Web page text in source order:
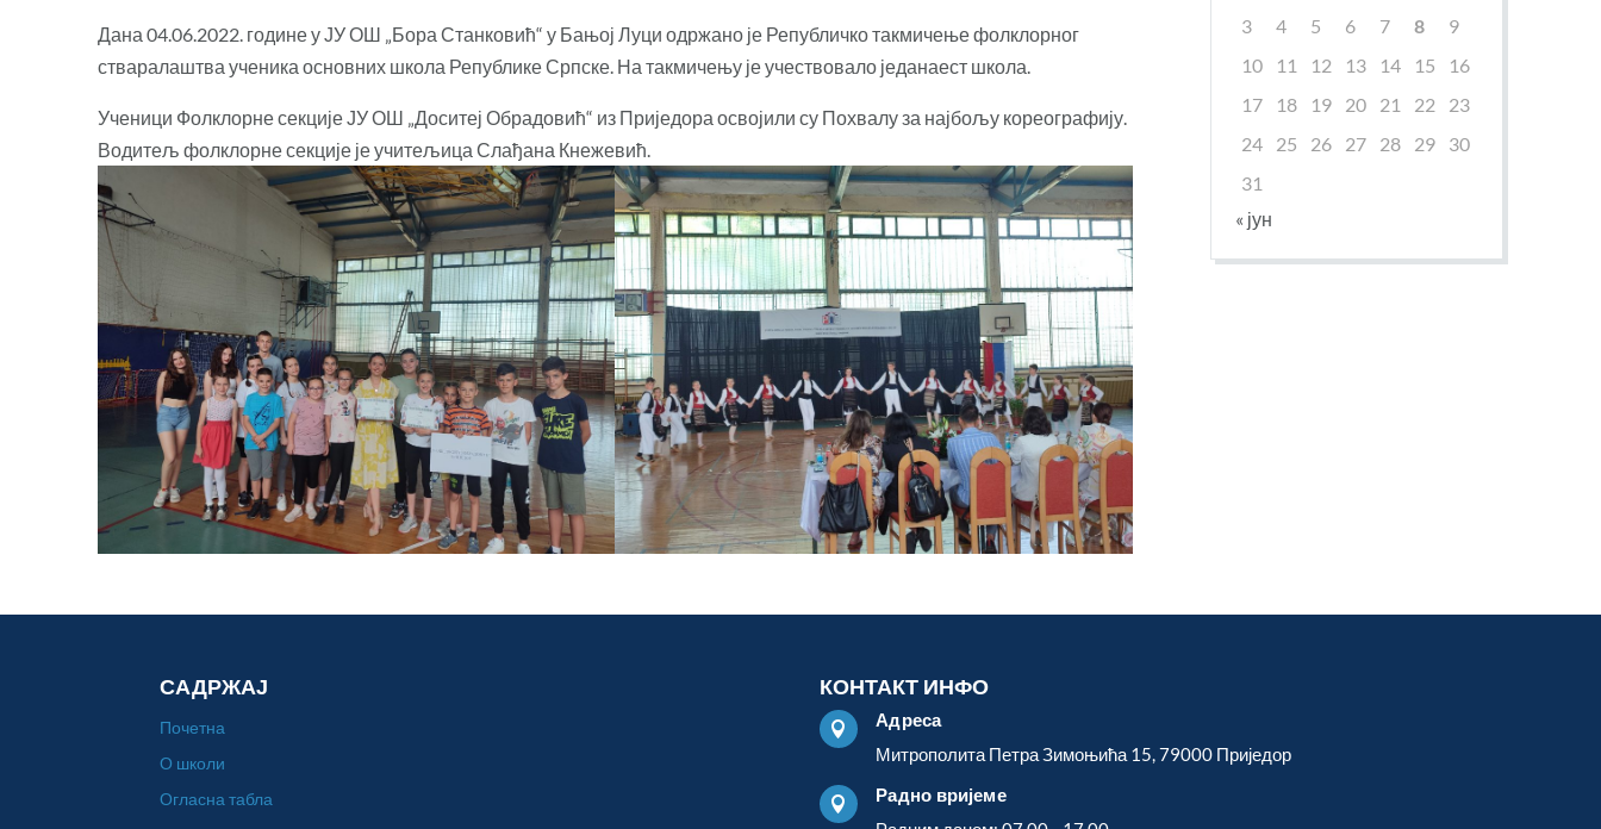
Дана 04.06.2022. године у ЈУ ОШ „Бора Станковић“ у Бањој Луци одржано је Републичко такмичење фолклорног
стваралаштва ученика основних школа Републике Српске. На такмичењу је учествовало једанаест школа.
Ученици Фолклорне секције ЈУ ОШ „Доситеј Обрадовић“ из Приједора освојили су Похвалу за најбољу кореографију.
Водитељ фолклорне секције је учитељица Слађана Кнежевић.
3
4 5 6 7 8
9
10
11 12 13 14 15
16
17
18 19 20 21 22
23
24
25 26 27 28 29
30
31
« јун
САДРЖАЈ
Почетна
О школи
Огласна табла
КОНТАКТ ИНФО

Адреса
Митрополита Петра Зимоњића 15, 79000 Приједор

Радно вријеме